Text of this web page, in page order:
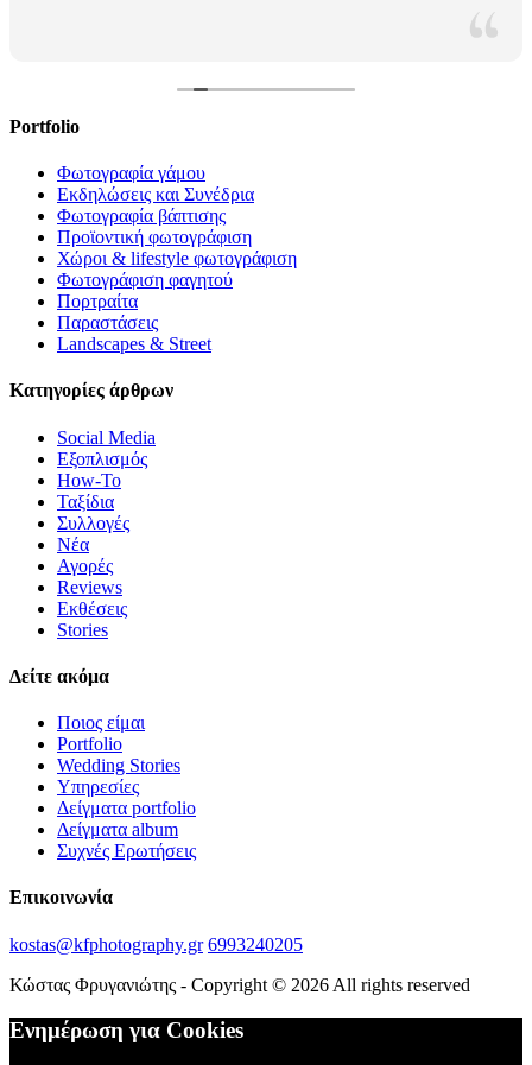
Portfolio
Φωτογραφία γάμου
Εκδηλώσεις και Συνέδρια
Φωτογραφία βάπτισης
Προϊοντική φωτογράφιση
Χώροι & lifestyle φωτογράφιση
Φωτογράφιση φαγητού
Πορτραίτα
Παραστάσεις
Landscapes & Street
Κατηγορίες άρθρων
Social Media
Εξοπλισμός
How-To
Ταξίδια
Συλλογές
Νέα
Αγορές
Reviews
Εκθέσεις
Stories
Δείτε ακόμα
Ποιος είμαι
Portfolio
Wedding Stories
Υπηρεσίες
Δείγματα portfolio
Δείγματα album
Συχνές Ερωτήσεις
Επικοινωνία
kostas@kfphotography.gr 6993240205
Κώστας Φρυγανιώτης - Copyright © 2026 All rights reserved
Ενημέρωση για Cookies